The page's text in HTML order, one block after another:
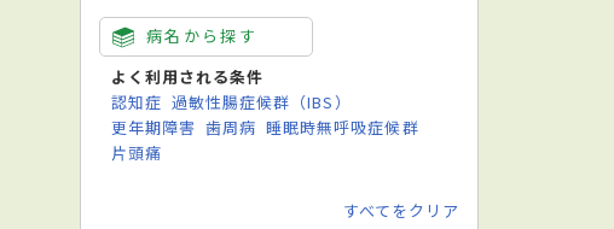
病名から探す
よく利用される条件
認知症 過敏性腸症候群（IBS）
更年期障害 歯周病 睡眠時無呼吸症候群
片頭痛
すべてをクリア